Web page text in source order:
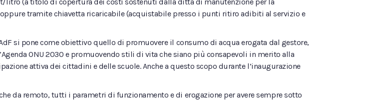
litro (a titolo di copertura dei costi sostenuti dalla ditta di manutenzione per la
tramite chiavetta ricaricabile (acquistabile presso i punti ritiro adibiti al servizio e
si pone come obiettivo quello di promuovere il consumo di acqua erogata dal gestore,
ONU 2030 e promuovendo stili di vita che siano più consapevoli in merito alla
attiva dei cittadini e delle scuole. Anche a questo scopo durante l’inaugurazione
da remoto, tutti i parametri di funzionamento e di erogazione per avere sempre sotto